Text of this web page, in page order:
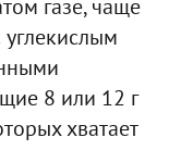
газе, чаще
углекислым
8 или 12 г
хватает